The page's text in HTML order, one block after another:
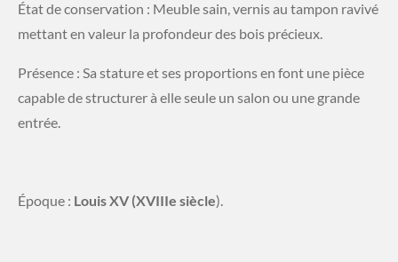
​État de conservation : Meuble sain, vernis au tampon ravivé
mettant en valeur la profondeur des bois précieux.
​Présence : Sa stature et ses proportions en font une pièce
capable de structurer à elle seule un salon ou une grande
entrée.
​Époque : Louis XV (XVIIIe siècle).